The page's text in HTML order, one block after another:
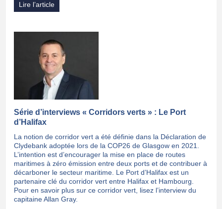
Lire l’article
Série d’interviews « Corridors verts » : Le Port
d’Halifax
La notion de corridor vert a été définie dans la Déclaration de
Clydebank adoptée lors de la COP26 de Glasgow en 2021.
L’intention est d’encourager la mise en place de routes
maritimes à zéro émission entre deux ports et de contribuer à
décarboner le secteur maritime. Le Port d’Halifax est un
partenaire clé du corridor vert entre Halifax et Hambourg.
Pour en savoir plus sur ce corridor vert, lisez l’interview du
capitaine Allan Gray.